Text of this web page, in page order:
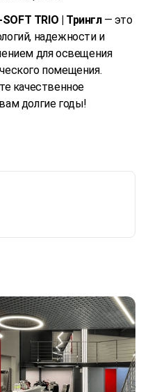
TRIO | Трингл — это
надежности и
для освещения
помещения.
качественное
долгие годы!